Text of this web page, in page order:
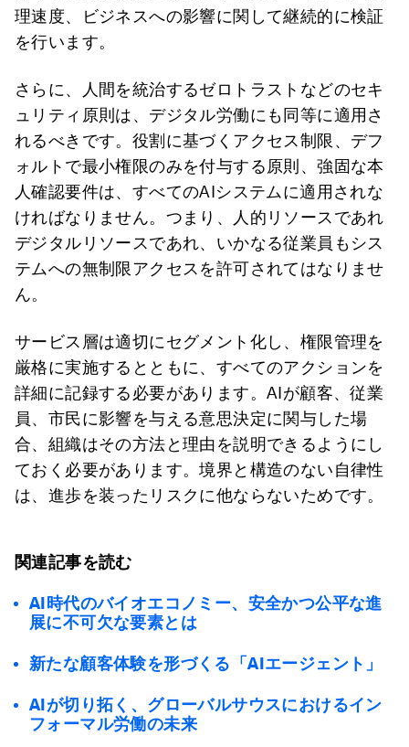
理速度、ビジネスへの影響に関して継続的に検証
を行います。
さらに、人間を統治するゼロトラストなどのセキ
ュリティ原則は、デジタル労働にも同等に適用さ
れるべきです。役割に基づくアクセス制限、デフ
ォルトで最小権限のみを付与する原則、強固な本
人確認要件は、すべてのAIシステムに適用されな
ければなりません。つまり、人的リソースであれ
デジタルリソースであれ、いかなる従業員もシス
テムへの無制限アクセスを許可されてはなりませ
ん。
サービス層は適切にセグメント化し、権限管理を
厳格に実施するとともに、すべてのアクションを
詳細に記録する必要があります。AIが顧客、従業
員、市民に影響を与える意思決定に関与した場
合、組織はその方法と理由を説明できるようにし
ておく必要があります。境界と構造のない自律性
は、進歩を装ったリスクに他ならないためです。
関連記事を読む
AI時代のバイオエコノミー、安全かつ公平な進
展に不可欠な要素とは
新たな顧客体験を形づくる「AIエージェント」
AIが切り拓く、グローバルサウスにおけるイン
フォーマル労働の未来